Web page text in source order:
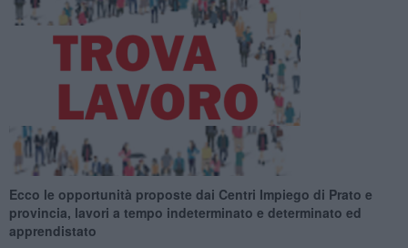
Ecco le opportunità proposte dai Centri Impiego di Prato e
provincia, lavori a tempo indeterminato e determinato ed
apprendistato